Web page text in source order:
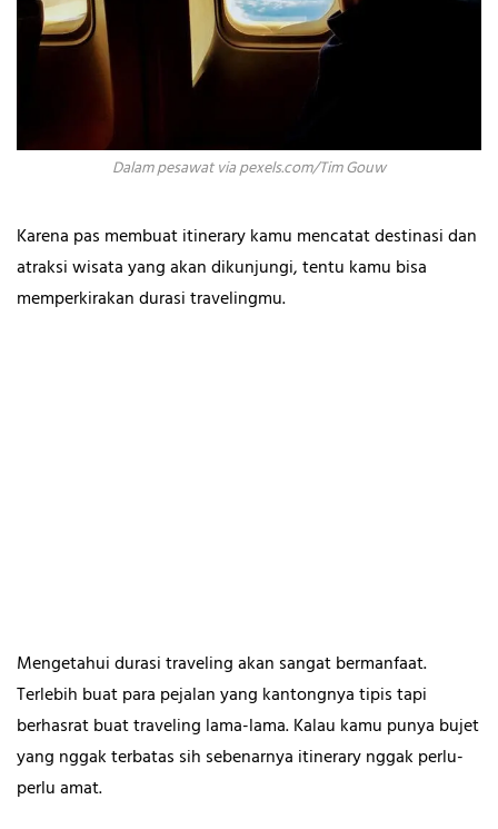
Dalam pesawat via pexels.com/Tim Gouw
Karena pas membuat itinerary kamu mencatat destinasi dan
atraksi wisata yang akan dikunjungi, tentu kamu bisa
memperkirakan durasi travelingmu.
Mengetahui durasi traveling akan sangat bermanfaat.
Terlebih buat para pejalan yang kantongnya tipis tapi
berhasrat buat traveling lama-lama. Kalau kamu punya bujet
yang nggak terbatas sih sebenarnya itinerary nggak perlu-
perlu amat.